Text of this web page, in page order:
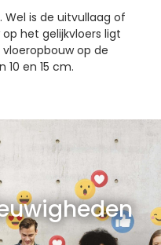
Wel is de uitvullaag of
het gelijkvloers ligt
op de
en 15 cm.